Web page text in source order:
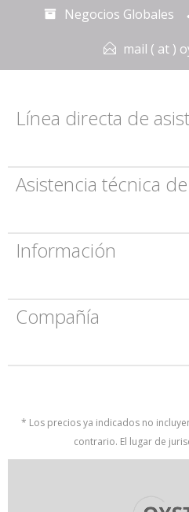
Negocios Globales
mail ( at )
Línea directa de
Asistencia técnica
Información
Compañía
* Los precios ya indicados no
contrario. El lugar de